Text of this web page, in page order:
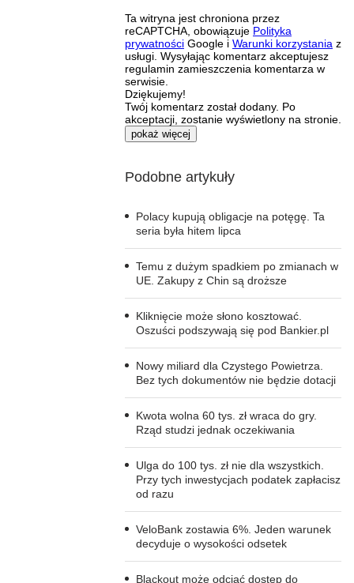
Ta witryna jest chroniona przez
reCAPTCHA, obowiązuje Polityka
prywatności Google i Warunki korzystania z
usługi. Wysyłając komentarz akceptujesz
regulamin zamieszczenia komentarza w
serwisie.
Dziękujemy!
Twój komentarz został dodany. Po
akceptacji, zostanie wyświetlony na stronie.
pokaż więcej
Podobne artykuły
Polacy kupują obligacje na potęgę. Ta
seria była hitem lipca
Temu z dużym spadkiem po zmianach w
UE. Zakupy z Chin są droższe
Kliknięcie może słono kosztować.
Oszuści podszywają się pod Bankier.pl
Nowy miliard dla Czystego Powietrza.
Bez tych dokumentów nie będzie dotacji
Kwota wolna 60 tys. zł wraca do gry.
Rząd studzi jednak oczekiwania
Ulga do 100 tys. zł nie dla wszystkich.
Przy tych inwestycjach podatek zapłacisz
od razu
VeloBank zostawia 6%. Jeden warunek
decyduje o wysokości odsetek
Blackout może odciąć dostęp do